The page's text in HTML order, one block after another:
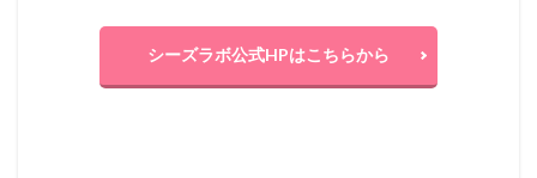
シーズラボ公式HPはこちらから